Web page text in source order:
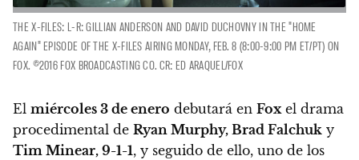
THE X-FILES: L-R: GILLIAN ANDERSON AND DAVID DUCHOVNY IN THE "HOME
AGAIN" EPISODE OF THE X-FILES AIRING MONDAY, FEB. 8 (8:00-9:00 PM ET/PT) ON
FOX. ©2016 FOX BROADCASTING CO. CR: ED ARAQUEL/FOX
El miércoles 3 de enero debutará en Foxel drama
procedimental de Ryan Murphy, Brad Falchuk y
Tim Minear, 9-1-1, y seguido de ello, uno de los